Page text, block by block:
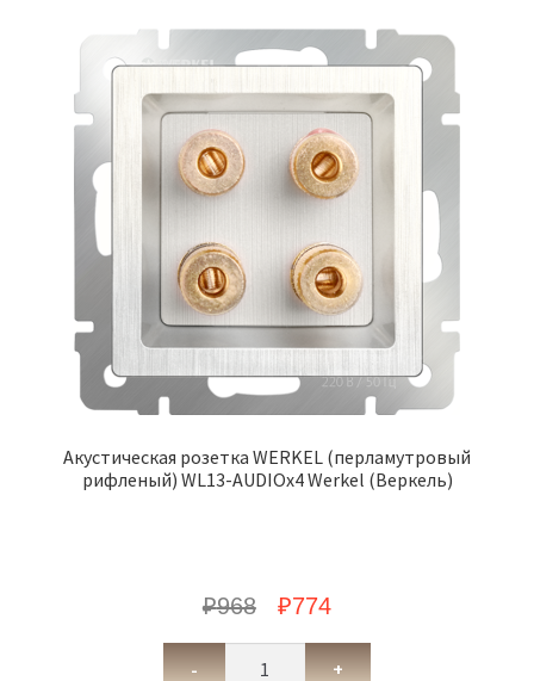
Акустическая розетка WERKEL (перламутровый
рифленый) WL13-AUDIOx4 Werkel (Веркель)
₽968 ₽774
- +